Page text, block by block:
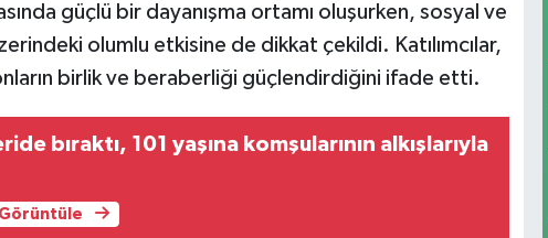
güçlü bir dayanışma ortamı oluşurken, sosyal ve
olumlu etkisine de dikkat çekildi. Katılımcılar,
birlik ve beraberliği güçlendirdiğini ifade etti.
bıraktı, 101 yaşına komşularının alkışlarıyla